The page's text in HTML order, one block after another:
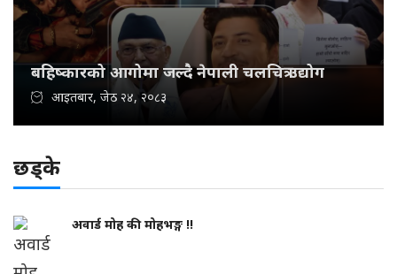
बहिष्कारको आगोमा जल्दै नेपाली चलचित्र उद्योग
आइतबार, जेठ २४, २०८३
छड्के
अवार्ड मोह की मोहभङ्ग !!